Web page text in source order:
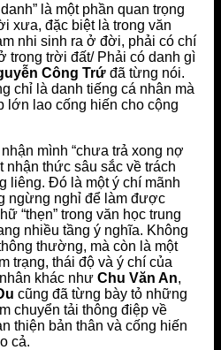
là một phần quan trọng
xưa, đặc biệt là trong văn
nhi sinh ra ở đời, phải có chí
trong trời đất/ Phải có danh gì
Công Trứ đã từng nói.
chỉ là danh tiếng cá nhân mà
lớn lao cống hiến cho cộng
mình “chưa trả xong nợ
nhận thức sâu sắc về trách
liêng. Đó là một ý chí mãnh
ngừng nghỉ để làm được
“thẹn” trong văn học trung
nhiều tầng ý nghĩa. Không
thường, mà còn là một
trạng, thái độ và ý chí của
khác như Chu Văn An,
cũng đã từng bày tỏ những
chuyển tải thông điệp về
thiện bản thân và cống hiến
cả.